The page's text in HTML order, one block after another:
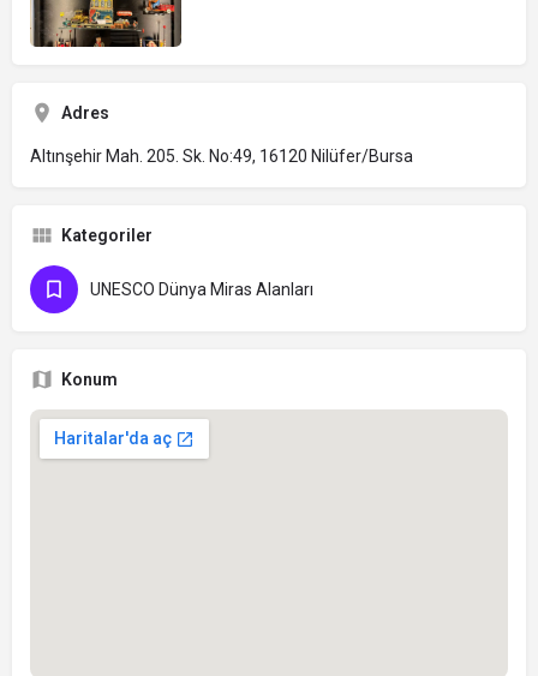
Adres
Altınşehir Mah. 205. Sk. No:49, 16120 Nilüfer/Bursa
Kategoriler
UNESCO Dünya Miras Alanları
Konum